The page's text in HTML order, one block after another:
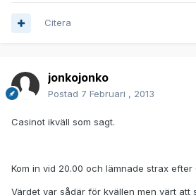
Citera
jonkojonko
Postad 7 Februari , 2013
Casinot ikväll som sagt.
Kom in vid 20.00 och lämnade strax efter
Värdet var sådär för kvällen men värt att